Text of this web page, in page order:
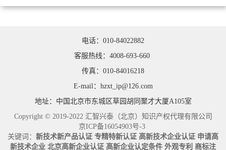
电话：010-84022882
客服热线：4008-693-660
传真：010-84016218
E-mail：hzxt_ip@126.com
地址：中国北京市东城区草园胡同聚才大厦A105室
Copyright © 2019-2022 汇智兴泰（北京）知识产权代理有限公司
京ICP备16054903号-3
关键词： 新技术新产品认证 专精特新认证 高新技术企业认证 申请高
新技术企业 北京高新企业认证 高新企业认定条件 外观专利 商标注